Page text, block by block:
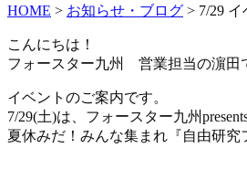
HOME > お知らせ・ブログ > 7/29
こんにちは！
フォースター九州 営業担当の濵田
イベントのご案内です。
7/29(土)は、フォースター九州
夏休みだ！みんな集まれ『自由研究